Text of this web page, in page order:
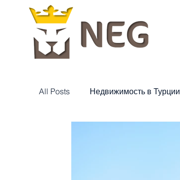
All Posts Недвижимость в Турции